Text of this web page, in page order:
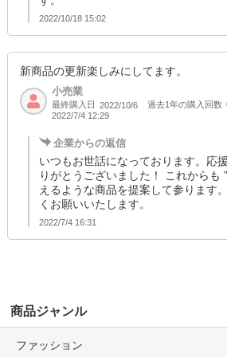
2022/10/18 15:02
新商品の更新楽しみにしてます。
小売業
最終購入日 2022/10/6 過去1年の購入回数
2022/7/4 12:29
企業からの返信
いつもお世話になっております。応
りがとうございました！ これからも
えるような商品を提案して参ります
くお願いいたします。
2022/7/4 16:31
商品ジャンル
ファッション